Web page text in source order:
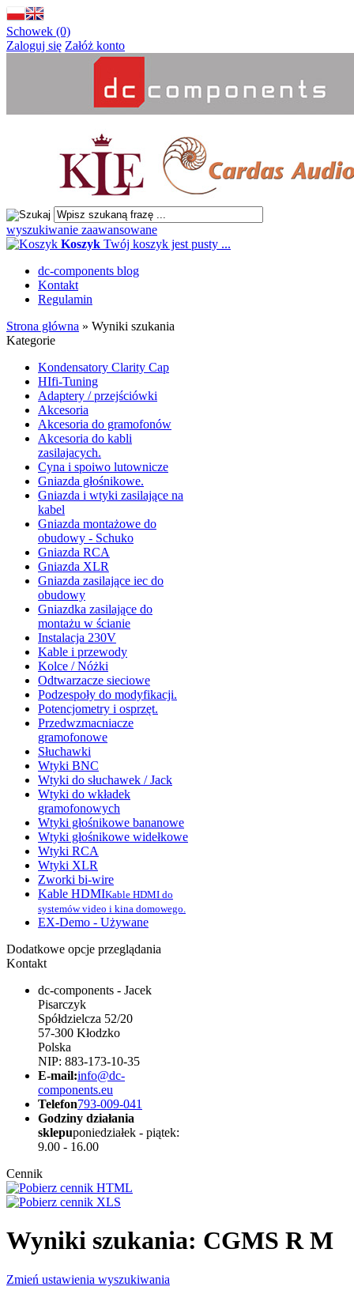
Schowek (0)
Zaloguj się Załóż konto
wyszukiwanie zaawansowane
Koszyk Twój koszyk jest pusty ...
dc-components blog
Kontakt
Regulamin
Strona główna » Wyniki szukania
Kategorie
Kondensatory Clarity Cap
HIfi-Tuning
Adaptery / przejściówki
Akcesoria
Akcesoria do gramofonów
Akcesoria do kabli
zasilajacych.
Cyna i spoiwo lutownicze
Gniazda głośnikowe.
Gniazda i wtyki zasilające na
kabel
Gniazda montażowe do
obudowy - Schuko
Gniazda RCA
Gniazda XLR
Gniazda zasilające iec do
obudowy
Gniazdka zasilające do
montażu w ścianie
Instalacja 230V
Kable i przewody
Kolce / Nóżki
Odtwarzacze sieciowe
Podzespoły do modyfikacji.
Potencjometry i osprzęt.
Przedwzmacniacze
gramofonowe
Słuchawki
Wtyki BNC
Wtyki do słuchawek / Jack
Wtyki do wkładek
gramofonowych
Wtyki głośnikowe bananowe
Wtyki głośnikowe widełkowe
Wtyki RCA
Wtyki XLR
Zworki bi-wire
Kable HDMIKable HDMI do
systemów video i kina domowego.
EX-Demo - Używane
Dodatkowe opcje przeglądania
Kontakt
dc-components - Jacek
Pisarczyk
Spółdzielcza 52/20
57-300 Kłodzko
Polska
NIP: 883-173-10-35
E-mail:info@dc-
components.eu
Telefon793-009-041
Godziny działania
sklepuponiedziałek - piątek:
9.00 - 16.00
Cennik
Wyniki szukania: CGMS R M
Zmień ustawienia wyszukiwania